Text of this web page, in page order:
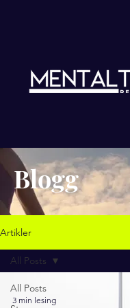
Blogg
Artikler
All Posts
All Posts
3 min lesing